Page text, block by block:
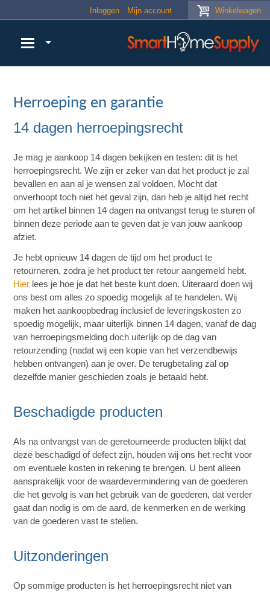
Winkelwagen
Inloggen Mijn account
Herroeping en garantie
14 dagen herroepingsrecht
Je mag je aankoop 14 dagen bekijken en testen: dit is het
herroepingsrecht. We zijn er zeker van dat het product je zal
bevallen en aan al je wensen zal voldoen. Mocht dat
onverhoopt toch niet het geval zijn, dan heb je altijd het recht
om het artikel binnen 14 dagen na ontvangst terug te sturen of
binnen deze periode aan te geven dat je van jouw aankoop
afziet.
Je hebt opnieuw 14 dagen de tijd om het product te
retourneren, zodra je het product ter retour aangemeld hebt.
Hier lees je hoe je dat het beste kunt doen. Uiteraard doen wij
ons best om alles zo spoedig mogelijk af te handelen. Wij
maken het aankoopbedrag inclusief de leveringskosten zo
spoedig mogelijk, maar uiterlijk binnen 14 dagen, vanaf de dag
van herroepingsmelding doch uiterlijk op de dag van
retourzending (nadat wij een kopie van het verzendbewijs
hebben ontvangen) aan je over. De terugbetaling zal op
dezelfde manier geschieden zoals je betaald hebt.
Beschadigde producten
Als na ontvangst van de geretourneerde producten blijkt dat
deze beschadigd of defect zijn, houden wij ons het recht voor
om eventuele kosten in rekening te brengen. U bent alleen
aansprakelijk voor de waardevermindering van de goederen
die het gevolg is van het gebruik van de goederen, dat verder
gaat dan nodig is om de aard, de kenmerken en de werking
van de goederen vast te stellen.
Uitzonderingen
Op sommige producten is het herroepingsrecht niet van